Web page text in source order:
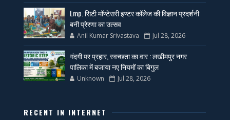
Lmp. सिटी मॉण्टेसरी इण्टर कॉलेज की विज्ञान प्रदर्शनी
बनी प्रेरणा का उत्सव
Anil Kumar Srivastava Jul 28, 2026
गंदगी पर प्रहार, स्वच्छता का वार : लखीमपुर नगर
पालिका में बजाया नए नियमों का बिगुल
Unknown Jul 28, 2026
RECENT IN INTERNET